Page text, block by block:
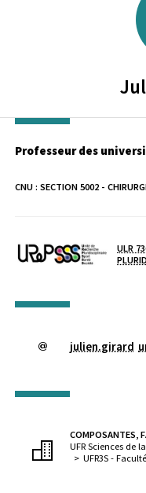
Professeur des
CNU : SECTION 5002 -
ULR
julien.girard
COMPOSANTES,
UFR Sciences de
UFR3S -